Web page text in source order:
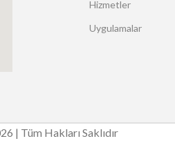
Hizmetler
Uygulamalar
| Tüm Hakları Saklıdır